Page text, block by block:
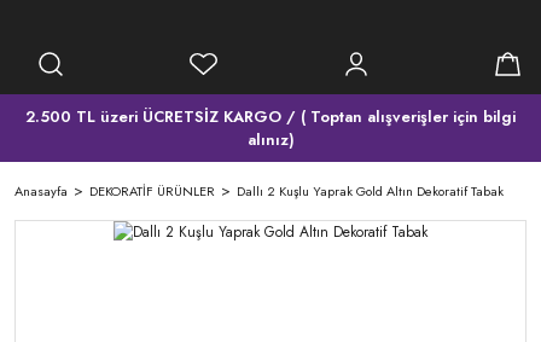
2.500 TL üzeri ÜCRETSİZ KARGO / ( Toptan alışverişler için bilgi
alınız)
Anasayfa DEKORATİF ÜRÜNLER Dallı 2 Kuşlu Yaprak Gold Altın Dekoratif Tabak